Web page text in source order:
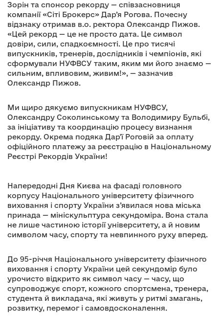
Зорін та спонсор рекорду — співзасновниця
компанії «Сіті Брокерс» Дар’я Рогова. Почесну
відзнаку отримав в.о. ректора Олександр Пижов.
«Цей рекорд — це не просто дата. Це символ
довіри, сили, спадкоємності. Це про тисячі
випускників, тренерів, дослідників і чемпіонів, які
сформували НУФВСУ таким, яким ми його знаємо —
сильним, впливовим, живим!», — зазначив
Олександр Пижов.
Ми щиро дякуємо випускникам НУФВСУ,
Олександру Соколинському та Володимиру Бульбі,
за ініціативу та координацію процесу визнання
рекорду. Окрема подяка Дарʼї Роговій за оплату
офіційного платежу за реєстрацію в Національному
Реєстрі Рекордів України!
Напередодні Дня Києва на фасаді головного
корпусу Національного університету фізичного
виховання і спорту України з’явилася нова міська
принада — мініскульптура секундоміра. Вона стала
не лише частиною історії університету, а й новим
символом часу, спорту та невпинного руху вперед.
До 95-річчя Національного університету фізичного
виховання і спорту України цей секундомір було
урочисто відкрито як символ часу — часу, що
супроводжує спорт, кожного спортсмена, тренера,
студента й викладача, які живуть у ритмі змагань,
розвитку, перемог і самовдосконалення.